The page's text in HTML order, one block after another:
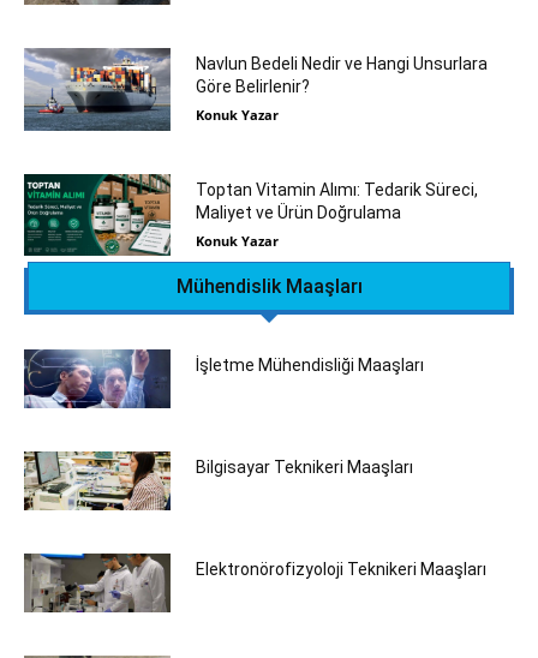
Navlun Bedeli Nedir ve Hangi Unsurlara
Göre Belirlenir?
Konuk Yazar
Toptan Vitamin Alımı: Tedarik Süreci,
Maliyet ve Ürün Doğrulama
Konuk Yazar
Mühendislik Maaşları
İşletme Mühendisliği Maaşları
Bilgisayar Teknikeri Maaşları
Elektronörofizyoloji Teknikeri Maaşları